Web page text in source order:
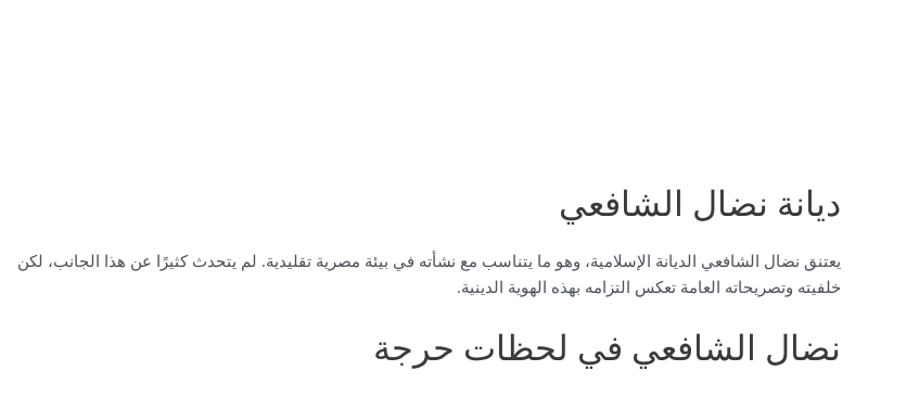
ديانة نضال الشافعي
يعتنق نضال الشافعي الديانة الإسلامية، وهو ما يتناسب مع نشأته في بيئة مصرية تقليدية. لم يتحدث كثيرًا عن هذا الجانب، لكن
خلفيته وتصريحاته العامة تعكس التزامه بهذه الهوية الدينية.
نضال الشافعي في لحظات حرجة